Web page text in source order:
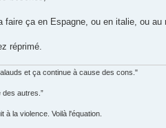
ça en Espagne, ou en italie, ou au
réprimé.
et ça continue à cause des cons."
des autres.”
à la violence. Voilà l'équation.